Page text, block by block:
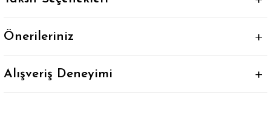
Önerileriniz
Alışveriş Deneyimi